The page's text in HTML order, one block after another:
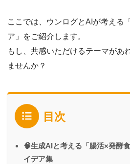
ここでは、ウンログとAIが考える
ア」をご紹介します。
もし、共感いただけるテーマがあ
ませんか？
目次
🧠生成AIと考える「腸活×発酵
イデア集